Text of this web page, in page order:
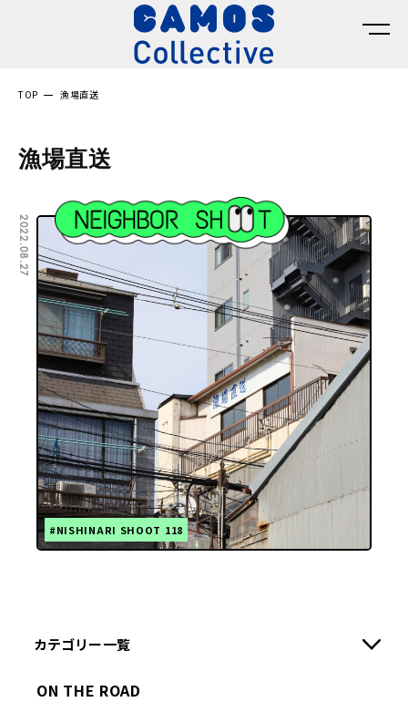
TOP 漁場直送
漁場直送
2022.08.27
#NISHINARI SHOOT 118
カテゴリー一覧
ON THE ROAD